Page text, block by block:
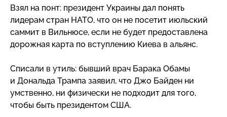
Взял на понт: президент Украины дал понять
лидерам стран НАТО, что он не посетит июльский
саммит в Вильнюсе, если не будет предоставлена
дорожная карта по вступлению Киева в альянс.
Списали в утиль: бывший врач Барака Обамы
и Дональда Трампа заявил, что Джо Байден ни
умственно, ни физически не подходит для того,
чтобы быть президентом США.